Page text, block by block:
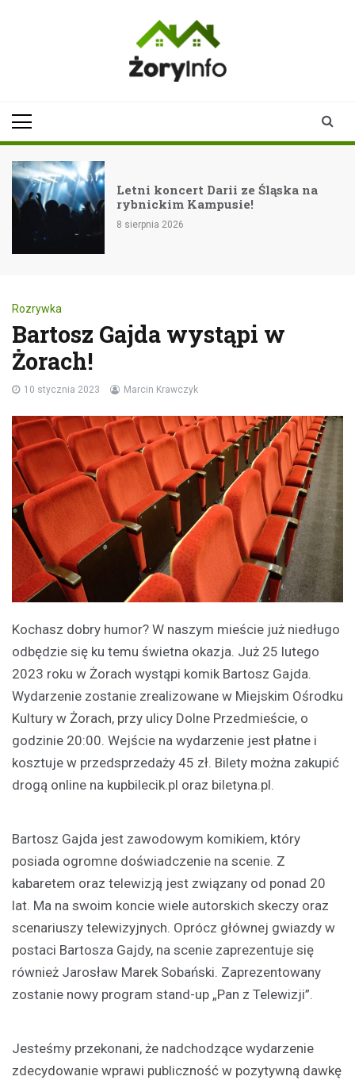
Letni koncert Darii ze Śląska na
rybnickim Kampusie!
8 sierpnia 2026
Rozrywka
Bartosz Gajda wystąpi w
Żorach!
10 stycznia 2023 Marcin Krawczyk
Kochasz dobry humor? W naszym mieście już niedługo
odbędzie się ku temu świetna okazja. Już 25 lutego
2023 roku w Żorach wystąpi komik Bartosz Gajda.
Wydarzenie zostanie zrealizowane w Miejskim Ośrodku
Kultury w Żorach, przy ulicy Dolne Przedmieście, o
godzinie 20:00. Wejście na wydarzenie jest płatne i
kosztuje w przedsprzedaży 45 zł. Bilety można zakupić
drogą online na kupbilecik.pl oraz biletyna.pl.
Bartosz Gajda jest zawodowym komikiem, który
posiada ogromne doświadczenie na scenie. Z
kabaretem oraz telewizją jest związany od ponad 20
lat. Ma na swoim koncie wiele autorskich skeczy oraz
scenariuszy telewizyjnych. Oprócz głównej gwiazdy w
postaci Bartosza Gajdy, na scenie zaprezentuje się
również Jarosław Marek Sobański. Zaprezentowany
zostanie nowy program stand-up „Pan z Telewizji”.
Jesteśmy przekonani, że nadchodzące wydarzenie
zdecydowanie wprawi publiczność w pozytywną dawkę